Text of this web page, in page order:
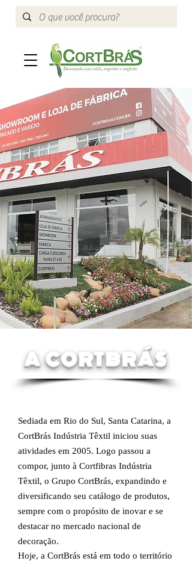
A CORTBRÁS
Sediada em Rio do Sul, Santa Catarina, a
CortBrás Indústria Têxtil iniciou suas
atividades em 2005. Logo passou a
compor, junto à Cortfibras Indústria
Têxtil, o Grupo CortBrás, expandindo e
diversificando seu catálogo de produtos,
sempre com o propósito de inovar e se
destacar no mercado nacional de
decoração.
Hoje, a CortBrás está em todo o território